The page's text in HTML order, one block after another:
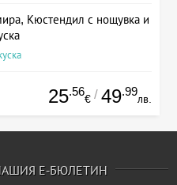
Кюстендил с нощувка и
25.56
€ / 49.99
лв.
Е-БЮЛЕТИН